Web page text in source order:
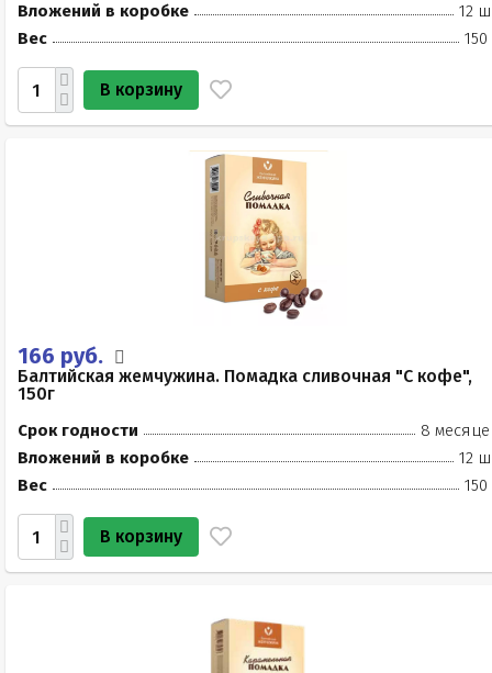
Вложений в коробке
12
Вес
150
В корзину
166 руб.
Балтийская жемчужина. Помадка сливочная "С кофе",
150г
Срок годности
8
Вложений в коробке
12
Вес
150
В корзину